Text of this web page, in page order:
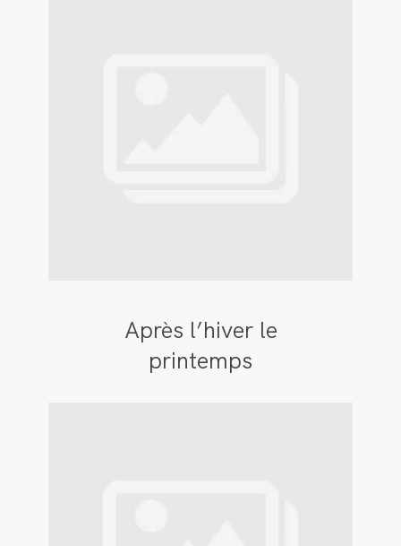
Après l’hiver le
printemps